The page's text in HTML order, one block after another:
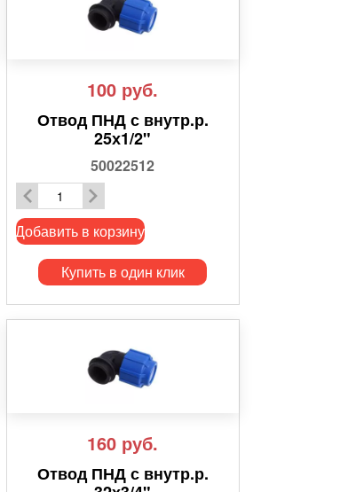
100 руб.
Отвод ПНД с внутр.р.
25х1/2"
50022512
Добавить в корзину
Купить в один клик
160 руб.
Отвод ПНД с внутр.р.